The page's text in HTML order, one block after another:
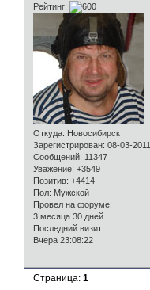
Рейтинг:
Откуда: Новосибирск
Зарегистрирован: 08-03-2011
Сообщений: 11347
Уважение: +3549
Позитив: +4414
Пол: Мужской
Провел на форуме:
3 месяца 30 дней
Последний визит:
Вчера 23:08:22
Страница:1